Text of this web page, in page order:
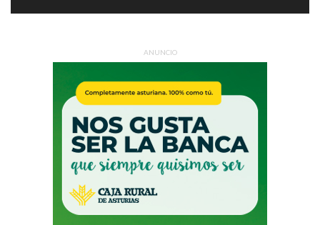
ANUNCIO